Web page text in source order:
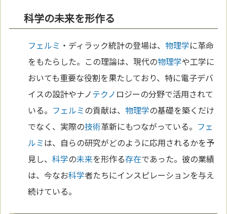
科学の未来を形作る
フェルミ ・ディラック統計の登場は、 物理学に革命
をもたらした。この理論は、現代の物理学や工学に
おいても重要な役割を果たしており、特に電子デバ
イスの設計やナノテクノ ロジーの分野で活用されて
いる。 フェルミの貢献は、 物理学の基礎を築くだけ
でなく、実際の技術革新にもつながっている。 フェ
ルミは、自らの研究がどのように応用されるかを予
見し、科学の未来を形作る存在であった。彼の業績
は、今なお科学者たちにインスピレーションを与え
続けている。